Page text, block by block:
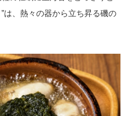
は、熱々の器から立ち昇る磯の